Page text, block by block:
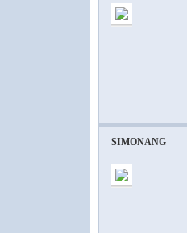
SIMONANG